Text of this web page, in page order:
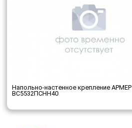
Напольно-настенное крепление АРМЕР
ВС5532ПСНН40